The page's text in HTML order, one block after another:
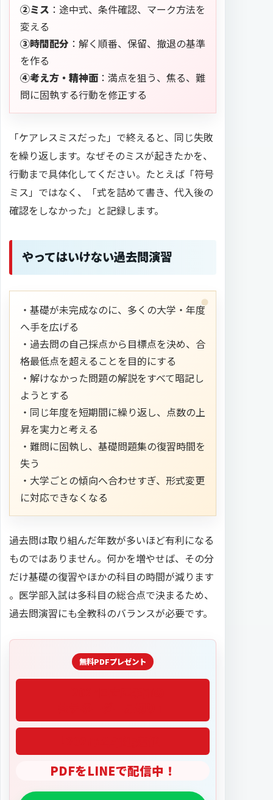
②ミス ：途中式、条件確認、マーク方法を
変える
③時間配分 ：解く順番、保留、撤退の基準
を作る
④考え方・精神面 ：満点を狙う、焦る、難
問に固執する行動を修正する
「ケアレスミスだった」で終えると、同じ失敗
を繰り返します。なぜそのミスが起きたかを、
行動まで具体化してください。たとえば「符号
ミス」ではなく、「式を詰めて書き、代入後の
確認をしなかった」と記録します。
やってはいけない過去問演習
・基礎が未完成なのに、多くの大学・年度
へ手を広げる
・過去問の自己採点から目標点を決め、合
格最低点を超えることを目的にする
・解けなかった問題の解説をすべて暗記し
ようとする
・同じ年度を短期間に繰り返し、点数の上
昇を実力と考える
・難問に固執し、基礎問題集の復習時間を
失う
・大学ごとの傾向へ合わせすぎ、形式変更
に対応できなくなる
過去問は取り組んだ年数が多いほど有利になる
ものではありません。何かを増やせば、その分
だけ基礎の復習やほかの科目の時間が減ります
。医学部入試は多科目の総合点で決まるため、
過去問演習にも全教科のバランスが必要です。
PDFをLINEで配信中！